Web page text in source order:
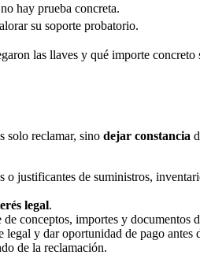
hay prueba concreta.
su soporte probatorio.
las llaves y qué importe concreto
solo reclamar, sino dejar constancia
o justificantes de suministros,
legal.
conceptos, importes y documentos
y dar oportunidad de pago antes
de la reclamación.